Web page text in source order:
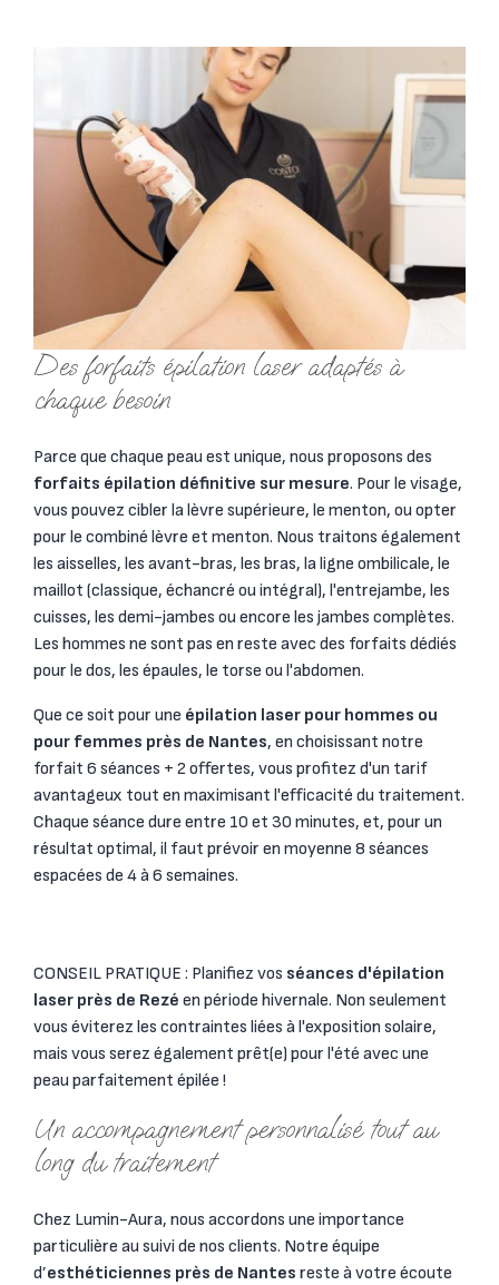
Des forfaits épilation laser adaptés à
chaque besoin
Parce que chaque peau est unique, nous proposons des
forfaits épilation définitive sur mesure. Pour le visage,
vous pouvez cibler la lèvre supérieure, le menton, ou opter
pour le combiné lèvre et menton. Nous traitons également
les aisselles, les avant-bras, les bras, la ligne ombilicale, le
maillot (classique, échancré ou intégral), l'entrejambe, les
cuisses, les demi-jambes ou encore les jambes complètes.
Les hommes ne sont pas en reste avec des forfaits dédiés
pour le dos, les épaules, le torse ou l'abdomen.
Que ce soit pour une épilation laser pour hommes ou
pour femmes près de Nantes, en choisissant notre
forfait 6 séances + 2 offertes, vous profitez d'un tarif
avantageux tout en maximisant l'efficacité du traitement.
Chaque séance dure entre 10 et 30 minutes, et, pour un
résultat optimal, il faut prévoir en moyenne 8 séances
espacées de 4 à 6 semaines.
CONSEIL PRATIQUE : Planifiez vos séances d'épilation
laser près de Rezé en période hivernale. Non seulement
vous éviterez les contraintes liées à l'exposition solaire,
mais vous serez également prêt(e) pour l'été avec une
peau parfaitement épilée !
Un accompagnement personnalisé tout au
long du traitement
Chez Lumin-Aura, nous accordons une importance
particulière au suivi de nos clients. Notre équipe
d’esthéticiennes près de Nantes reste à votre écoute